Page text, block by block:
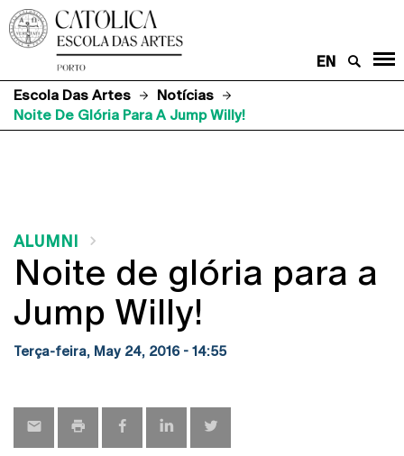
EN
Escola Das Artes
Notícias
Noite De Glória Para A Jump Willy!
ALUMNI
Noite de glória para a
Jump Willy!
Terça-feira, May 24, 2016 - 14:55